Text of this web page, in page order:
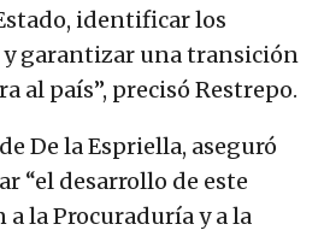
identificar los
garantizar una transición
al país”, precisó Restrepo.
De la Espriella, aseguró
“el desarrollo de este
la Procuraduría y a la